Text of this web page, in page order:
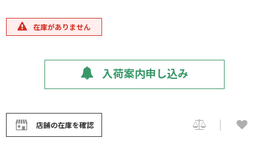
在庫がありません
入荷案内申し込み
店舗の在庫を確認